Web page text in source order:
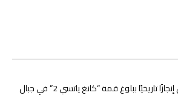
يوسف التازي يحقق إنجازًا تاريخيًا ببلوغ قمة “كانغ ياتسي 2” في جبال